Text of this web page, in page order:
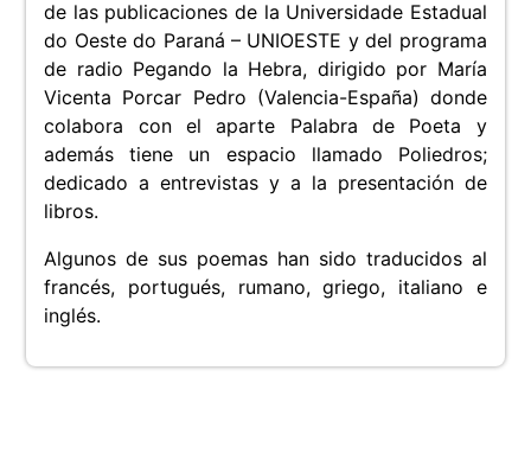
de las publicaciones de la Universidade Estadual
do Oeste do Paraná – UNIOESTE y del programa
de radio Pegando la Hebra, dirigido por María
Vicenta Porcar Pedro (Valencia-España) donde
colabora con el aparte Palabra de Poeta y
además tiene un espacio llamado Poliedros;
dedicado a entrevistas y a la presentación de
libros.
Algunos de sus poemas han sido traducidos al
francés, portugués, rumano, griego, italiano e
inglés.